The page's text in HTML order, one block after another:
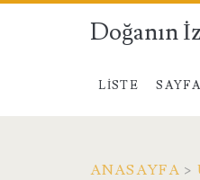
Doğanın
LISTE
ANASAYFA >